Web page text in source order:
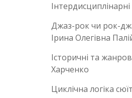
Джаз-рок чи рок-
Ірина Олегівна
Історичні та
Харченко
Циклічна логіка